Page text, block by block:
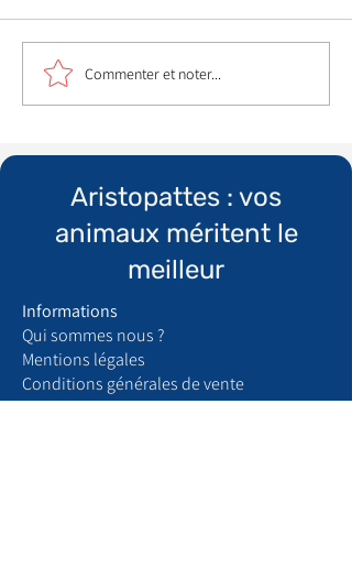
Commenter et noter...
Aristopattes : vos
animaux méritent le
meilleur
Informations
Qui sommes nous ?
​Mentions légales
Conditions générales de vente
Politique de confidentialité